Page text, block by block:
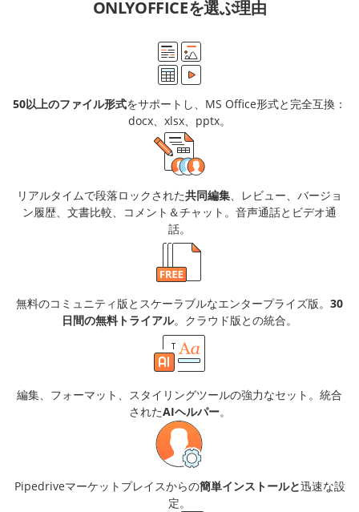
ONLYOFFICEを選ぶ理由
50以上のファイル形式をサポートし、MS Office形式と完全互換：
docx、xlsx、pptx。
リアルタイムで段落ロックされた共同編集、レビュー、バージョ
ン履歴、文書比較、コメント＆チャット。音声通話とビデオ通
話。
無料のコミュニティ版とスケーラブルなエンタープライズ版。 30
日間の無料トライアル。クラウド版との統合。
編集、フォーマット、スタイリングツールの強力なセット。統合
されたAIヘルパー。
Pipedriveマーケットプレイスからの簡単インストールと迅速な設
定。